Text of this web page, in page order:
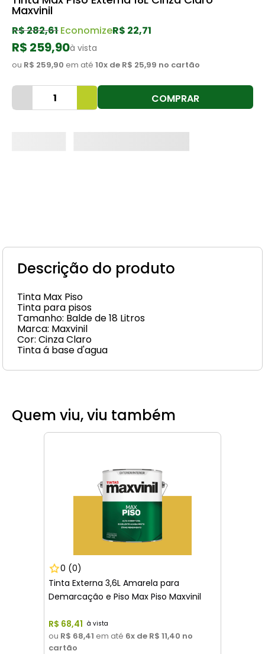
Maxvinil
R$282,61EconomizeR$ 22,71
R$ 259,90à vista
ou R$ 259,90 em até 10x de R$ 25,99 no cartão
COMPRAR
Descrição do produto
Tinta Max Piso
Tinta para pisos
Tamanho: Balde de 18 Litros
Marca: Maxvinil
Cor: Cinza Claro
Tinta á base d'agua
Quem viu, viu também
0 (0)
Tinta Externa 3,6L Amarela para
Demarcação e Piso Max Piso Maxvinil
R$ 68,41
ou R$ 68,41 em até 6x de R$ 11,40 no
cartão
8º
cimento
9º
vaso sanitário
10 º janela